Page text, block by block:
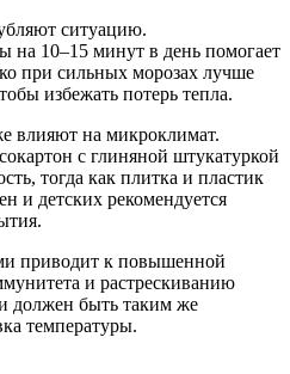
ситуацию.
на 10–15 минут в день помогает
при сильных морозах лучше
избежать потерь тепла.
влияют на микроклимат.
с глиняной штукатуркой
тогда как плитка и пластик
и детских рекомендуется
приводит к повышенной
и растрескиванию
должен быть таким же
температуры.